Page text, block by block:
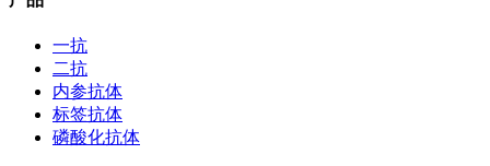
一抗
二抗
内参抗体
标签抗体
磷酸化抗体